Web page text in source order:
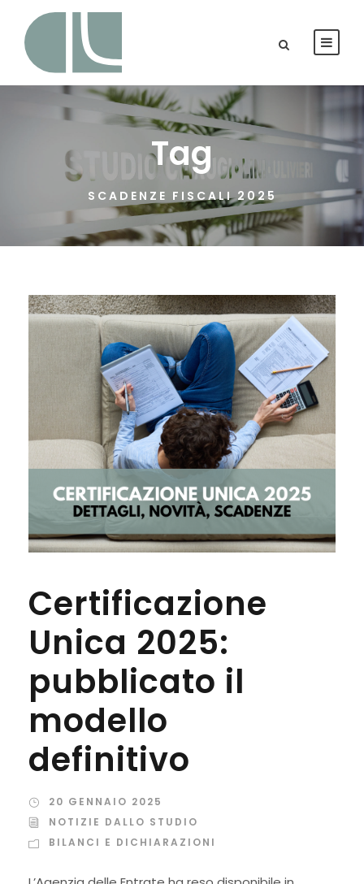
Tag
SCADENZE FISCALI 2025
Certificazione
Unica 2025:
pubblicato il
modello
definitivo
20 GENNAIO 2025
NOTIZIE DALLO STUDIO
BILANCI E DICHIARAZIONI